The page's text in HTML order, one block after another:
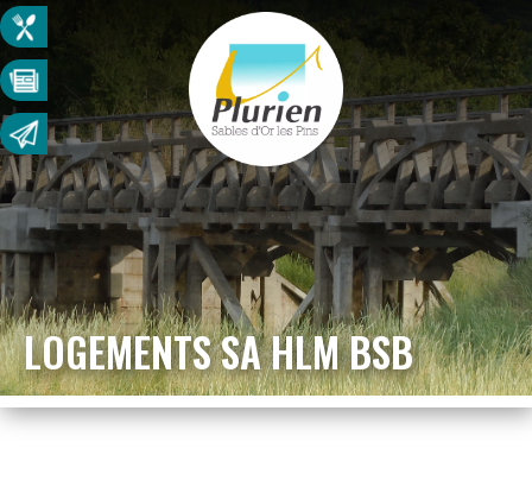
LOGEMENTS SA HLM BSB